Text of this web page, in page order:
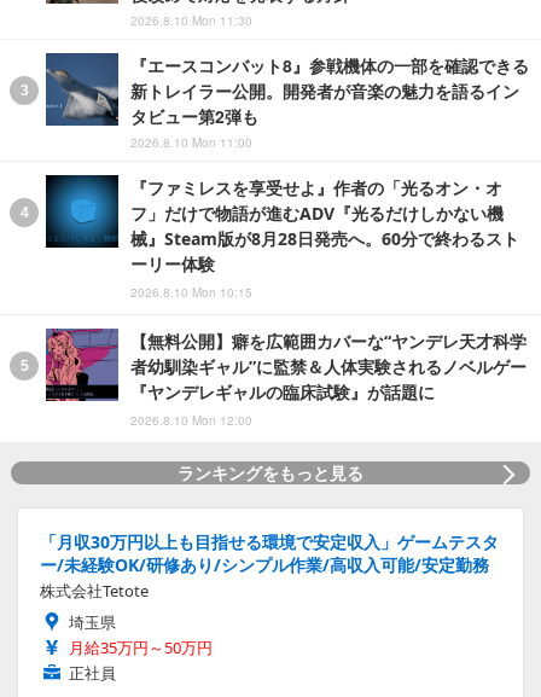
2026.8.10 Mon 11:30
『エースコンバット8』参戦機体の一部を確認できる
新トレイラー公開。開発者が音楽の魅力を語るイン
タビュー第2弾も
2026.8.10 Mon 11:00
『ファミレスを享受せよ』作者の「光るオン・オ
フ」だけで物語が進むADV『光るだけしかない機
械』Steam版が8月28日発売へ。60分で終わるスト
ーリー体験
2026.8.10 Mon 10:15
【無料公開】癖を広範囲カバーな“ヤンデレ天才科学
者幼馴染ギャル”に監禁＆人体実験されるノベルゲー
『ヤンデレギャルの臨床試験』が話題に
2026.8.10 Mon 12:00
ランキングをもっと見る
「月収30万円以上も目指せる環境で安定収入」ゲームテスタ
ー/未経験OK/研修あり/シンプル作業/高収入可能/安定勤務
株式会社Tetote
埼玉県
月給35万円～50万円
正社員